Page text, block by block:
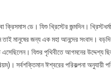
ডে। যিশু খ্রিস্টের জন্মদিন।
মানুষের জন্য এক মহা আনন্দের সংবাদ।
যিশুর পৃথিবীতে আগমনের উদ্দেশ্য
সর্বশক্তিমান ঈশ্বরের পরিকল্পনা